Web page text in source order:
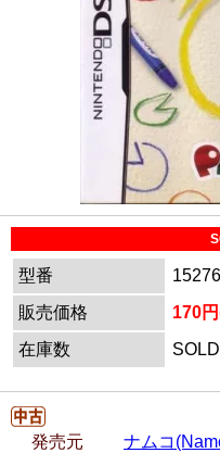
型番
販売価格
170
在庫数
発売元
ナムコ